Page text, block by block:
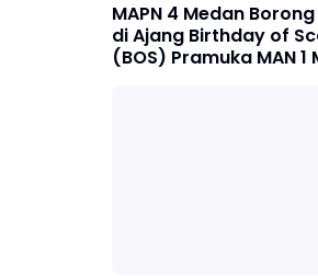
MAPN 4 Medan
di Ajang Birthday of
(BOS) Pramuka MAN 1